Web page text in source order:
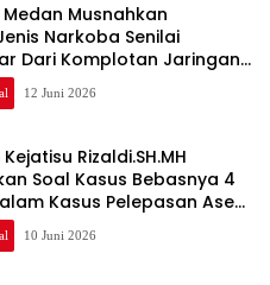
Musnahkan
Narkoba Senilai
Dari Komplotan Jaringan
12 Juni 2026
Rizaldi.SH.MH
Soal Kasus Bebasnya 4
Kasus Pelepasan Aset
ll JPU, Akan Banding
10 Juni 2026